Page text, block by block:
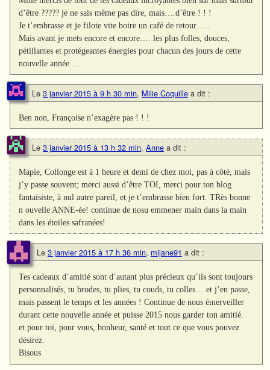
d’être ????? je ne sais même pas dire, mais….d’être ! ! !
Je t’embrasse et je filote vite boire un café de retour…..
Mais avant je mets encore et encore…. les plus folles, douces,
pétillantes et protégeantes énergies pour chacun des jours de cette
nouvelle année….
Le 3 janvier 2015 à 9 h 30 min, Milie Coquille a dit :
Ben non, Françoise n’exagère pas ! ! !
Le 3 janvier 2015 à 13 h 32 min, Anne a dit :
Mapie, Collonge est à 1 heure et demi de chez moi, pas à côté, mais
j’y passe souvent; merci aussi d’être TOI, merci pour ton blog
fantaisiste, à nul autre pareil, et je t’embrasse bien fort. TRès bonne
n ouvelle ANNE-ée! continue de nosu emmener main dans la main
dans les étoiles safranées!
Le 3 janvier 2015 à 17 h 36 min, mijane91 a dit :
Tes cadeaux d’amitié sont d’autant plus précieux qu’ils sont toujours
personnalisés, tu brodes, tu plies, tu couds, tu colles… et j’en passe,
mais passent le temps et les années ! Continue de nous émerveiller
durant cette nouvelle année et puisse 2015 nous garder ton amitié.
et pour toi, pour vous, bonheur, santé et tout ce que vous pouvez
désirez.
Bisous